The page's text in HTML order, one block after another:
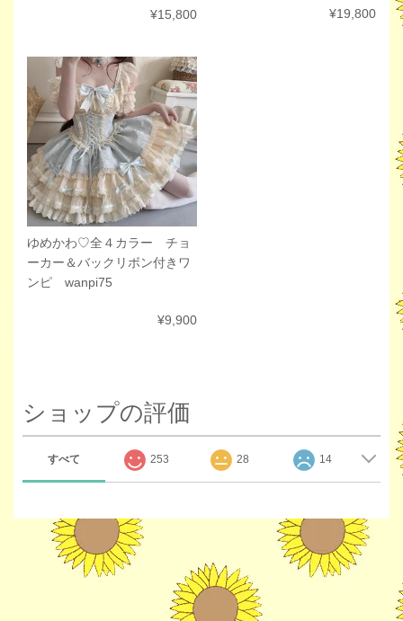
¥15,800 ¥19,800
ゆめかわ♡全４カラー チョ
ーカー＆バックリボン付きワ
ンピ wanpi75
¥9,900
ショップの評価
すべて 253 28 14